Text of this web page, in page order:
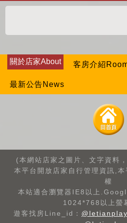
關於店家About 客房介紹
最新公告News
(本網站店家之圖片、文字資料
本平台開放店家自行管理資訊,
權
本站適合瀏覽器IE8以上
1024*768以上螢
遊客找房Line_id： @letianplay